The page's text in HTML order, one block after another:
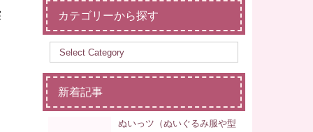
カテゴリーから探す
新着記事
ぬいっツ（ぬいぐるみ服や型